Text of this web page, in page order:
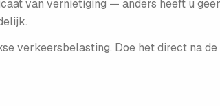
van vernietiging — anders heeft u
verkeersbelasting. Doe het direct na de